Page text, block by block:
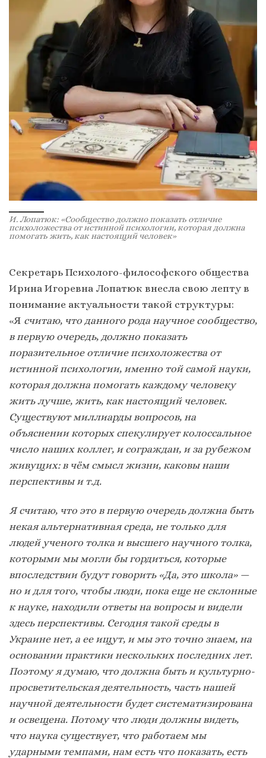
И. Лопатюк: «Сообщество должно показать отличие
психоложества от истинной психологии, которая должна
помогать жить, как настоящий человек»
Секретарь Психолого-философского общества
Ирина Игоревна Лопатюк внесла свою лепту в
понимание актуальности такой структуры:
«Я считаю, что данного рода научное сообщество,
в первую очередь, должно показать
поразительное отличие психоложества от
истинной психологии, именно той самой науки,
которая должна помогать каждому человеку
жить лучше, жить, как настоящий человек.
Существуют миллиарды вопросов, на
объяснении которых спекулирует колоссальное
число наших коллег, и сограждан, и за рубежом
живущих: в чём смысл жизни, каковы наши
перспективы и т.д.
Я считаю, что это в первую очередь должна быть
некая альтернативная среда, не только для
людей ученого толка и высшего научного толка,
которыми мы могли бы гордиться, которые
впоследствии будут говорить «Да, это школа» —
но и для того, чтобы люди, пока еще не склонные
к науке, находили ответы на вопросы и видели
здесь перспективы. Сегодня такой среды в
Украине нет, а ее ищут, и мы это точно знаем, на
основании практики нескольких последних лет.
Поэтому я думаю, что должна быть и культурно-
просветительская деятельность, часть нашей
научной деятельности будет систематизирована
и освещена. Потому что люди должны видеть,
что наука существует, что работаем мы
ударными темпами, нам есть что показать, есть